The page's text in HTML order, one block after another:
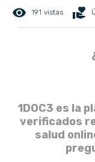
remove_red_eye 191 vistas volunteer_activism
1DOC3 es la
verificados
salud